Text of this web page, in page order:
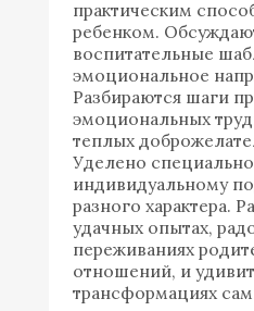
практическим
ребенком.
воспитательные
эмоциональное
Разбираются шаги
эмоциональных
теплых
Уделено
индивидуальному
разного характера.
удачных опытах,
переживаниях
отношений, и
трансформациях